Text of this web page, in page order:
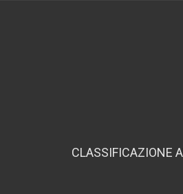
CLASSIFICAZIONE